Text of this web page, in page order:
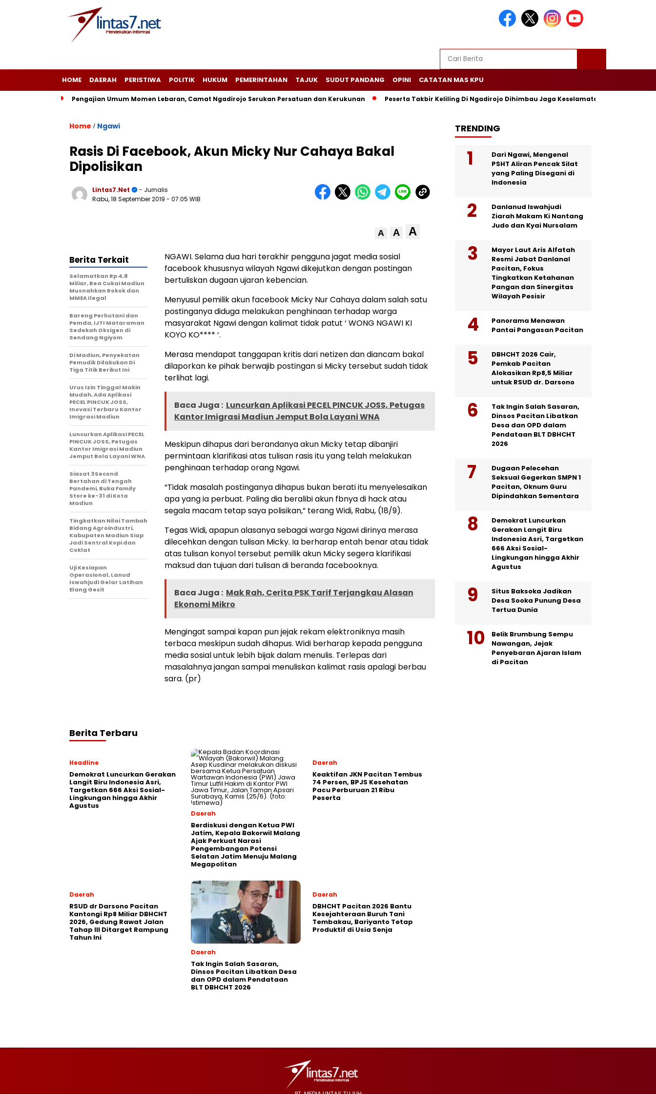
HOME DAERAH PERISTIWA POLITIK HUKUM PEMERINTAHAN TAJUK SUDUT PANDANG OPINI CATATAN MAS KPU
Pengajian Umum Momen Lebaran, Camat Ngadirojo Serukan Persatuan dan Kerukunan Peserta Takbir Keliling Di Ngadirojo Dihimbau Jaga Keselamatan dan Ketertiban
Home / Ngawi
Rasis Di Facebook, Akun Micky Nur Cahaya Bakal
Dipolisikan
Lintas7.net
- Jurnalis
Rabu, 18 September 2019 - 07:05 WIB
A A A
NGAWI. Selama dua hari terakhir pengguna jagat media sosial
facebook khususnya wilayah Ngawi dikejutkan dengan postingan
bertuliskan dugaan ujaran kebencian.
Menyusul pemilik akun facebook Micky Nur Cahaya dalam salah satu
postinganya diduga melakukan penghinaan terhadap warga
masyarakat Ngawi dengan kalimat tidak patut ‘ WONG NGAWI KI
KOYO KO**** ‘.
Merasa mendapat tanggapan kritis dari netizen dan diancam bakal
dilaporkan ke pihak berwajib postingan si Micky tersebut sudah tidak
terlihat lagi.
Baca Juga : Luncurkan Aplikasi PECEL PINCUK JOSS, Petugas
Kantor Imigrasi Madiun Jemput Bola Layani WNA
Meskipun dihapus dari berandanya akun Micky tetap dibanjiri
permintaan klarifikasi atas tulisan rasis itu yang telah melakukan
penghinaan terhadap orang Ngawi.
“Tidak masalah postinganya dihapus bukan berati itu menyelesaikan
apa yang ia perbuat. Paling dia beralibi akun fbnya di hack atau
segala macam tetap saya polisikan,” terang Widi, Rabu, (18/9).
Tegas Widi, apapun alasanya sebagai warga Ngawi dirinya merasa
dilecehkan dengan tulisan Micky. Ia berharap entah benar atau tidak
atas tulisan konyol tersebut pemilik akun Micky segera klarifikasi
maksud dan tujuan dari tulisan di beranda facebooknya.
Baca Juga : Mak Rah, Cerita PSK Tarif Terjangkau Alasan
Ekonomi Mikro
Mengingat sampai kapan pun jejak rekam elektroniknya masih
terbaca meskipun sudah dihapus. Widi berharap kepada pengguna
media sosial untuk lebih bijak dalam menulis. Terlepas dari
masalahnya jangan sampai menuliskan kalimat rasis apalagi berbau
sara. (pr)
Berita Terkait
Selamatkan Rp 4,8
Miliar, Bea Cukai Madiun
Musnahkan Rokok dan
MMEA Ilegal
Bareng Perhutani dan
Pemda, IJTI Mataraman
Sedekah Oksigen di
Sendang Ngiyom
Di Madiun, Penyekatan
Pemudik Dilakukan Di
Tiga Titik Berikut Ini
Urus Izin Tinggal Makin
Mudah, Ada Aplikasi
PECEL PINCUK JOSS,
Inovasi Terbaru Kantor
Imigrasi Madiun
Luncurkan Aplikasi PECEL
PINCUK JOSS, Petugas
Kantor Imigrasi Madiun
Jemput Bola Layani WNA
Siasat 3Second
Bertahan di Tengah
Pandemi, Buka Family
Store ke-31 di Kota
Madiun
Tingkatkan Nilai Tambah
Bidang Agroindustri,
Kabupaten Madiun Siap
Jadi Sentral Kopi dan
Coklat
Uji Kesiapan
Operasional, Lanud
Iswahjudi Gelar Latihan
Elang Gesit
Berita Terbaru
Headline
Demokrat Luncurkan Gerakan
Langit Biru Indonesia Asri,
Targetkan 666 Aksi Sosial-
Lingkungan hingga Akhir
Agustus
Daerah
Berdiskusi dengan Ketua PWI
Jatim, Kepala Bakorwil Malang
Ajak Perkuat Narasi
Pengembangan Potensi
Selatan Jatim Menuju Malang
Megapolitan
Daerah
Keaktifan JKN Pacitan Tembus
74 Persen, BPJS Kesehatan
Pacu Perburuan 21 Ribu
Peserta
Daerah
RSUD dr Darsono Pacitan
Kantongi Rp8 Miliar DBHCHT
2026, Gedung Rawat Jalan
Tahap III Ditarget Rampung
Tahun Ini
Daerah
Tak Ingin Salah Sasaran,
Dinsos Pacitan Libatkan Desa
dan OPD dalam Pendataan
BLT DBHCHT 2026
Daerah
DBHCHT Pacitan 2026 Bantu
Kesejahteraan Buruh Tani
Tembakau, Bariyanto Tetap
Produktif di Usia Senja
TRENDING
Dari Ngawi, Mengenal
PSHT Aliran Pencak Silat
yang Paling Disegani di
Indonesia
Danlanud Iswahjudi
Ziarah Makam Ki Nantang
Judo dan Kyai Nursalam
Mayor Laut Aris Alfatah
Resmi Jabat Danlanal
Pacitan, Fokus
Tingkatkan Ketahanan
Pangan dan Sinergitas
Wilayah Pesisir
Panorama Menawan
Pantai Pangasan Pacitan
DBHCHT 2026 Cair,
Pemkab Pacitan
Alokasikan Rp8,5 Miliar
untuk RSUD dr. Darsono
Tak Ingin Salah Sasaran,
Dinsos Pacitan Libatkan
Desa dan OPD dalam
Pendataan BLT DBHCHT
2026
Dugaan Pelecehan
Seksual Gegerkan SMPN 1
Pacitan, Oknum Guru
Dipindahkan Sementara
Demokrat Luncurkan
Gerakan Langit Biru
Indonesia Asri, Targetkan
666 Aksi Sosial-
Lingkungan hingga Akhir
Agustus
Situs Baksoka Jadikan
Desa Sooka Punung Desa
Tertua Dunia
Belik Brumbung Sempu
Nawangan, Jejak
Penyebaran Ajaran Islam
di Pacitan